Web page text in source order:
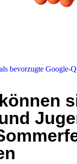
bevorzugte Google-